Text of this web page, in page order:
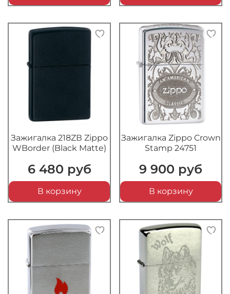
Зажигалка 218ZВ Zippo
WBorder (Black Matte)
6 480 руб
В корзину
Зажигалка Zippo Crown
Stamp 24751
9 900 руб
В корзину